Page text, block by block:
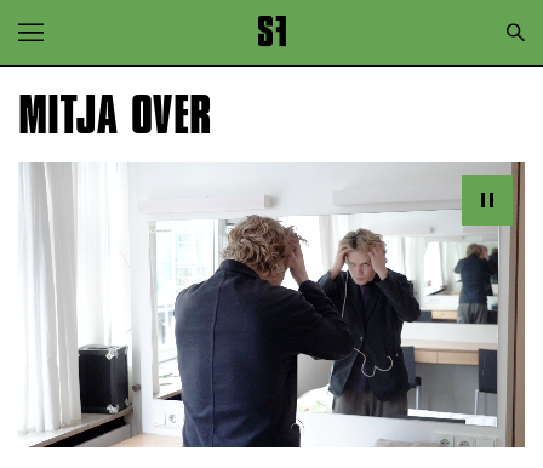
Zur Hauptnavigation springen
Zum Hauptinhalt springen
MITJA OVER